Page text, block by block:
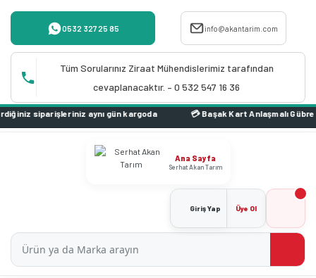
0532 327 25 85 info@akantarim.com
Tüm Sorularınız Ziraat Mühendislerimiz tarafından
cevaplanacaktır. – 0 532 547 16 36
gün kargoda
Ana Sayfa
Serhat Akan Tarım
Giriş Yap Üye Ol